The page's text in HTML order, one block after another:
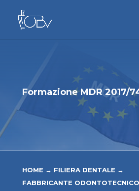
Formazione MDR 2017/
HOME → FILIERA DENTALE →
FABBRICANTE ODONTOTECNICO